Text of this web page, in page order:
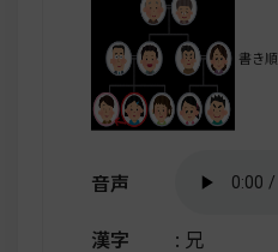
書き順
音声
漢字
: 兄